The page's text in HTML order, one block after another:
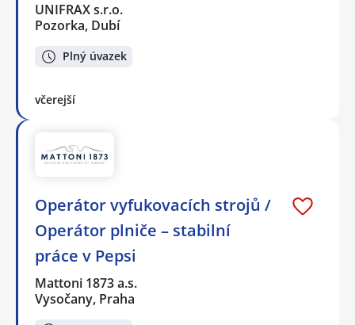
UNIFRAX s.r.o.
Pozorka, Dubí
Plný úvazek
včerejší
Operátor vyfukovacích strojů /
Operátor plniče – stabilní
práce v Pepsi
Mattoni 1873 a.s.
Vysočany, Praha